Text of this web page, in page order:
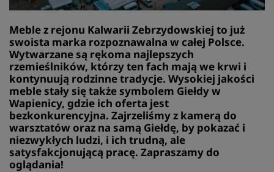
Meble z rejonu Kalwarii Zebrzydowskiej to już
swoista marka rozpoznawalna w całej Polsce.
Wytwarzane są rękoma najlepszych
rzemieślników, którzy ten fach mają we krwi i
kontynuują rodzinne tradycje. Wysokiej jakości
meble stały się także symbolem Giełdy w
Wapienicy, gdzie ich oferta jest
bezkonkurencyjna. Zajrzeliśmy z kamerą do
warsztatów oraz na samą Giełdę, by pokazać i
niezwykłych ludzi, i ich trudną, ale
satysfakcjonującą pracę. Zapraszamy do
oglądania!